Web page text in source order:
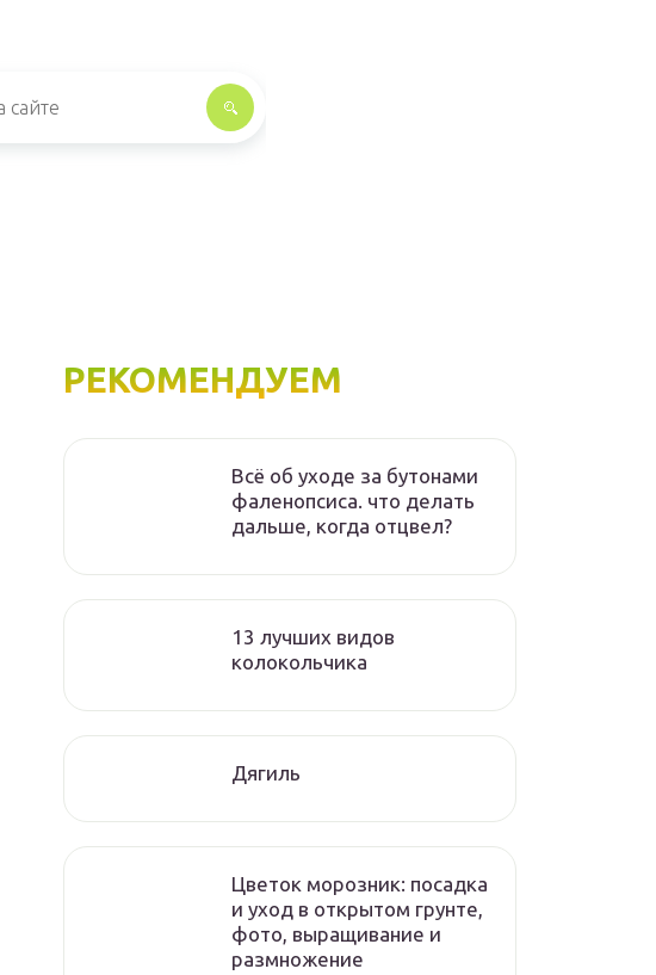
РЕКОМЕНДУЕМ
Всё об уходе за бутонами
фаленопсиса. что делать
дальше, когда отцвел?
13 лучших видов
колокольчика
Дягиль
Цветок морозник: посадка
и уход в открытом грунте,
фото, выращивание и
размножение